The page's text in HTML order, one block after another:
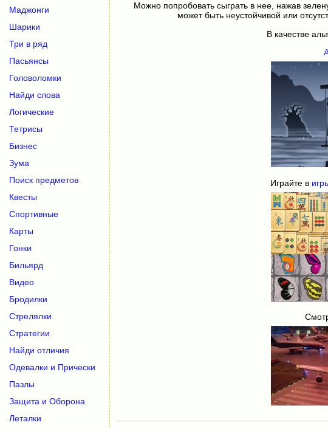
Можно попробовать сыграть в нее, нажав
может быть неустойчивой или
В качестве
Играйте в
Маджонги
Шарики
Три в ряд
Пасьянсы
Головоломки
Найди слова
Логические
Тетрисы
Бизнес
Зума
Поиск предметов
Квесты
Спортивные
Карты
Гонки
Бильярд
Видео
Бродилки
Стрелялки
Стратегии
Найди отличия
Одевалки и Прически
Пазлы
Защита и Оборона
Леталки